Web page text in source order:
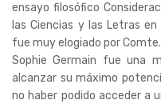
ensayo filosófico
las Ciencias y las Letras
fue muy elogiado por Comte.
Sophie Germain fue una
alcanzar su máximo
no haber podido acceder a